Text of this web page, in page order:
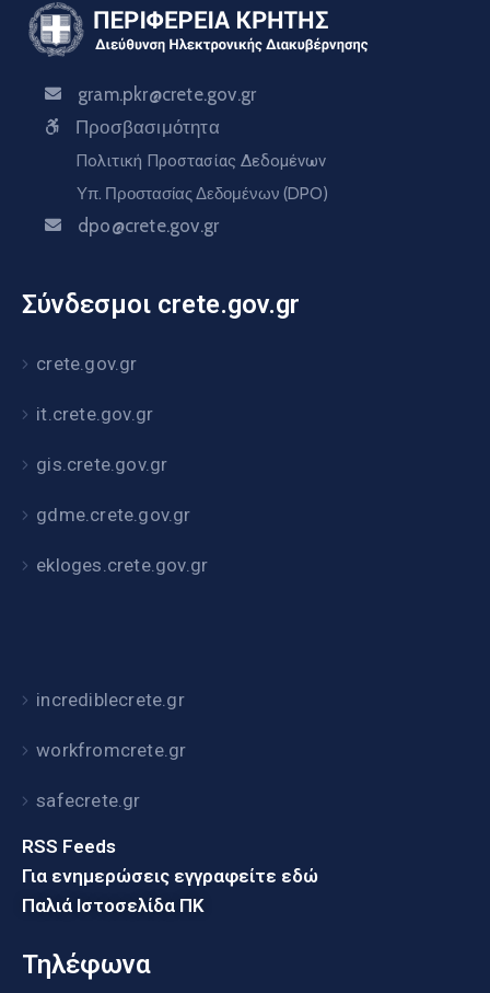
gram.pkr@crete.gov.gr
Προσβασιμότητα
Πολιτική Προστασίας Δεδομένων
Υπ. Προστασίας Δεδομένων (DPO)
dpo@crete.gov.gr
Σύνδεσμοι crete.gov.gr
crete.gov.gr
it.crete.gov.gr
gis.crete.gov.gr
gdme.crete.gov.gr
ekloges.crete.gov.gr
incrediblecrete.gr
workfromcrete.gr
safecrete.gr
RSS Feeds
Για ενημερώσεις εγγραφείτε εδώ
Παλιά Ιστοσελίδα ΠΚ
Τηλέφωνα